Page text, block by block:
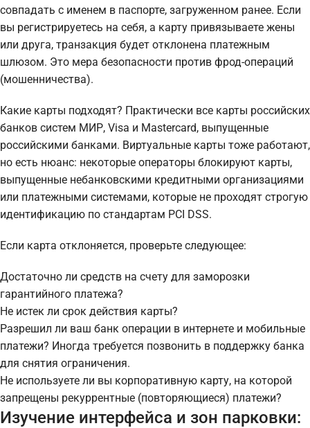
совпадать с именем в паспорте, загруженном ранее. Если
вы регистрируетесь на себя, а карту привязываете жены
или друга, транзакция будет отклонена платежным
шлюзом. Это мера безопасности против фрод-операций
(мошенничества).
Какие карты подходят? Практически все карты российских
банков систем МИР, Visa и Mastercard, выпущенные
российскими банками. Виртуальные карты тоже работают,
но есть нюанс: некоторые операторы блокируют карты,
выпущенные небанковскими кредитными организациями
или платежными системами, которые не проходят строгую
идентификацию по стандартам PCI DSS.
Если карта отклоняется, проверьте следующее:
Достаточно ли средств на счету для заморозки
гарантийного платежа?
Не истек ли срок действия карты?
Разрешил ли ваш банк операции в интернете и мобильные
платежи? Иногда требуется позвонить в поддержку банка
для снятия ограничения.
Не используете ли вы корпоративную карту, на которой
запрещены рекуррентные (повторяющиеся) платежи?
Изучение интерфейса и зон парковки: